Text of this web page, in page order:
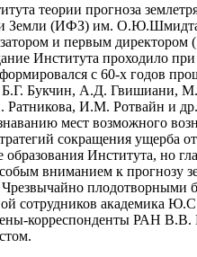
теории прогноза
Земли (ИФЗ) им.
и первым директором
Института проходило
с 60-х годов
Б.Г. Букчин, А.Д.
И.М. Ротвайн и др.
мест возможного
сокращения
Института, но
вниманием к прогнозу
плодотворными
сотрудников академика
РАН В.В.